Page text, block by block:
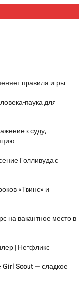
правила игры
паука для
к суду,
Голливуда с
«Твинс» и
на вакантное место в
| Нетфликс
Girl Scout — сладкое